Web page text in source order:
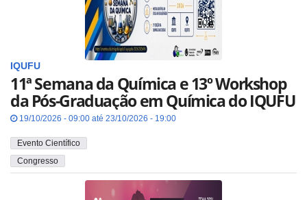
IQUFU
11ª Semana da Química e 13º Workshop
da Pós-Graduação em Química do IQUFU
19/10/2026 - 09:00 até 23/10/2026 - 19:00
Evento Científico
Congresso